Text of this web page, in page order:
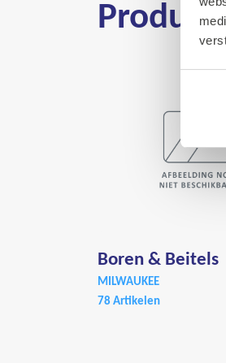
Boren & Beitels
MILWAUKEE
78 Artikelen